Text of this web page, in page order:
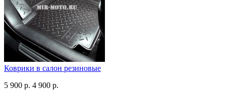
Коврики в салон резиновые
5 900 р. 4 900 р.